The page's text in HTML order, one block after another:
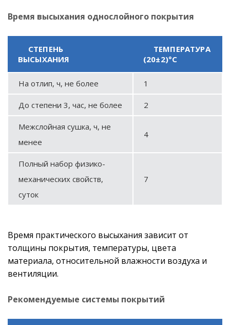
Время высыхания однослойного покрытия
СТЕПЕНЬ
ВЫСЫХАНИЯ
ТЕМПЕРАТУРА
(20±2)°С
На отлип, ч, не более 1
До степени 3, час, не более 2
Межслойная сушка, ч, не
менее
4
Полный набор физико-
механических свойств,
суток
7
Время практического высыхания зависит от
толщины покрытия, температуры, цвета
материала, относительной влажности воздуха и
вентиляции.
Рекомендуемые системы покрытий